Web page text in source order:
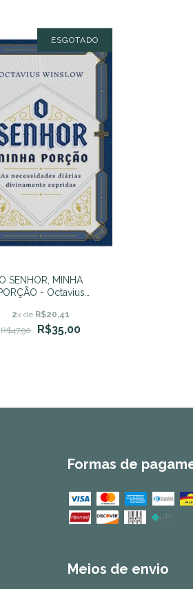
ESGOTADO
O SENHOR, MINHA
- Octavius
2x de R$20,41
R$47,90
R$35,00
Formas de
Meios de envio